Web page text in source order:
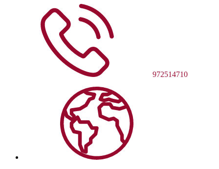
972514710